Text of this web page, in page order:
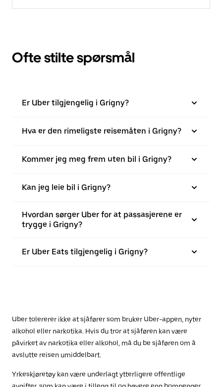
Ofte stilte spørsmål
Er Uber tilgjengelig i Grigny?
Hva er den rimeligste reisemåten i Grigny?
Kommer jeg meg frem uten bil i Grigny?
Kan jeg leie bil i Grigny?
Hvordan sørger Uber for at passasjerene er
trygge i Grigny?
Er Uber Eats tilgjengelig i Grigny?
Uber tolererer ikke at sjåfører som bruker Uber-appen, nyter
alkohol eller narkotika. Hvis du tror at sjåføren kan være
påvirket av narkotika eller alkohol, må du be sjåføren om å
avslutte reisen umiddelbart.
Yrkeskjøretøy kan være underlagt ytterligere offentlige